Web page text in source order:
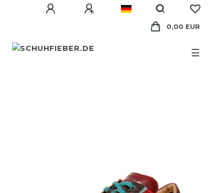
0,00 EUR
☰